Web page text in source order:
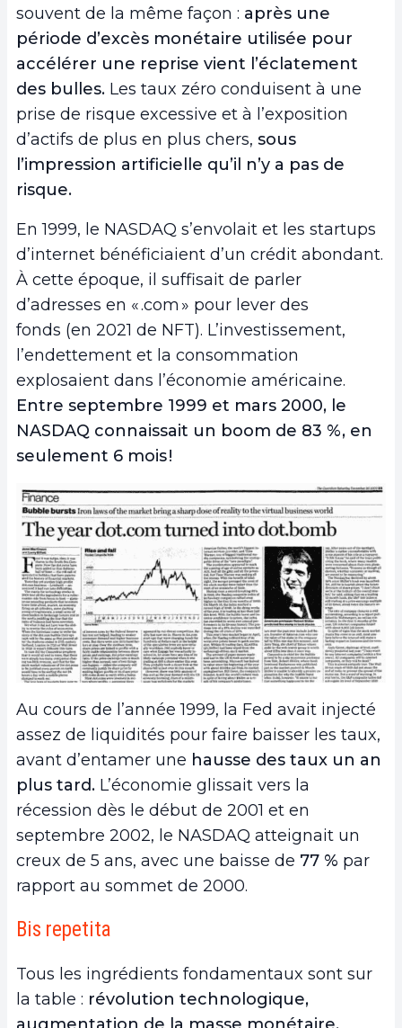
souvent de la même façon : après une
période d’excès monétaire utilisée pour
accélérer une reprise vient l’éclatement
des bulles. Les taux zéro conduisent à une
prise de risque excessive et à l’exposition
d’actifs de plus en plus chers, sous
l’impression artificielle qu’il n’y a pas de
risque.
En 1999, le NASDAQ s’envolait et les startups
d’internet bénéficiaient d’un crédit abondant.
À cette époque, il suffisait de parler
d’adresses en « .com » pour lever des
fonds (en 2021 de NFT). L’investissement,
l’endettement et la consommation
explosaient dans l’économie américaine.
Entre septembre 1999 et mars 2000, le
NASDAQ connaissait un boom de 83 %, en
seulement 6 mois !
Au cours de l’année 1999, la Fed avait injecté
assez de liquidités pour faire baisser les taux,
avant d’entamer une hausse des taux un an
plus tard. L’économie glissait vers la
récession dès le début de 2001 et en
septembre 2002, le NASDAQ atteignait un
creux de 5 ans, avec une baisse de 77 % par
rapport au sommet de 2000.
Bis repetita
Tous les ingrédients fondamentaux sont sur
la table : révolution technologique,